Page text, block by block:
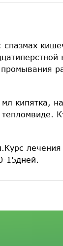
кипятка,
лечения
15дней.